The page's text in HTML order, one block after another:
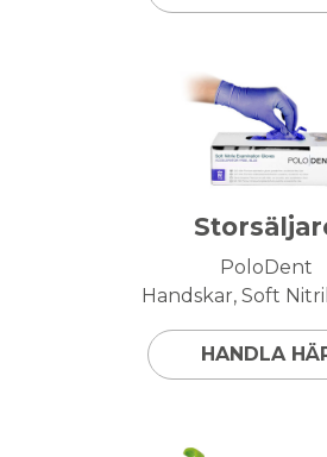
PoloDent
Handskar, Soft
HANDLA